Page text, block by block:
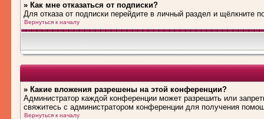
» Как мне отказаться от подписки?
Для отказа от подписки перейдите в личный раздел и щёлкните
Вернуться к началу
» Какие вложения разрешены на этой конференции?
Администратор каждой конференции может разрешить или
свяжитесь с администратором конференции для получения
Вернуться к началу